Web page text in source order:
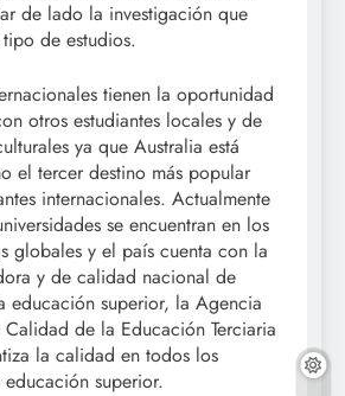
de lado la investigación que
de estudios.
tienen la oportunidad
otros estudiantes locales y de
ya que Australia está
el tercer destino más popular
internacionales. Actualmente
se encuentran en los
globales y el país cuenta con la
y de calidad nacional de
educación superior, la Agencia
Calidad de la Educación Terciaria
la calidad en todos los
superior.